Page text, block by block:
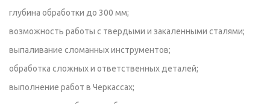
глубина обработки до 300 мм;
возможность работы с твердыми и закаленными сталями;
выпаливание сломанных инструментов;
обработка сложных и ответственных деталей;
выполнение работ в Черкассах;